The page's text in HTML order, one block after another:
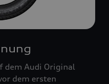
dem Audi Original
dem ersten